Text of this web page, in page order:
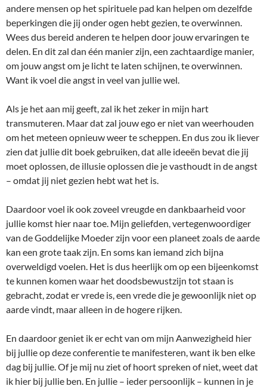
andere mensen op het spirituele pad kan helpen om dezelfde
beperkingen die jij onder ogen hebt gezien, te overwinnen.
Wees dus bereid anderen te helpen door jouw ervaringen te
delen. En dit zal dan één manier zijn, een zachtaardige manier,
om jouw angst om je licht te laten schijnen, te overwinnen.
Want ik voel die angst in veel van jullie wel.
Als je het aan mij geeft, zal ik het zeker in mijn hart
transmuteren. Maar dat zal jouw ego er niet van weerhouden
om het meteen opnieuw weer te scheppen. En dus zou ik liever
zien dat jullie dit boek gebruiken, dat alle ideeën bevat die jij
moet oplossen, de illusie oplossen die je vasthoudt in de angst
– omdat jij niet gezien hebt wat het is.
Daardoor voel ik ook zoveel vreugde en dankbaarheid voor
jullie komst hier naar toe. Mijn geliefden, vertegenwoordiger
van de Goddelijke Moeder zijn voor een planeet zoals de aarde
kan een grote taak zijn. En soms kan iemand zich bijna
overweldigd voelen. Het is dus heerlijk om op een bijeenkomst
te kunnen komen waar het doodsbewustzijn tot staan is
gebracht, zodat er vrede is, een vrede die je gewoonlijk niet op
aarde vindt, maar alleen in de hogere rijken.
En daardoor geniet ik er echt van om mijn Aanwezigheid hier
bij jullie op deze conferentie te manifesteren, want ik ben elke
dag bij jullie. Of je mij nu ziet of hoort spreken of niet, weet dat
ik hier bij jullie ben. En jullie – ieder persoonlijk – kunnen in je